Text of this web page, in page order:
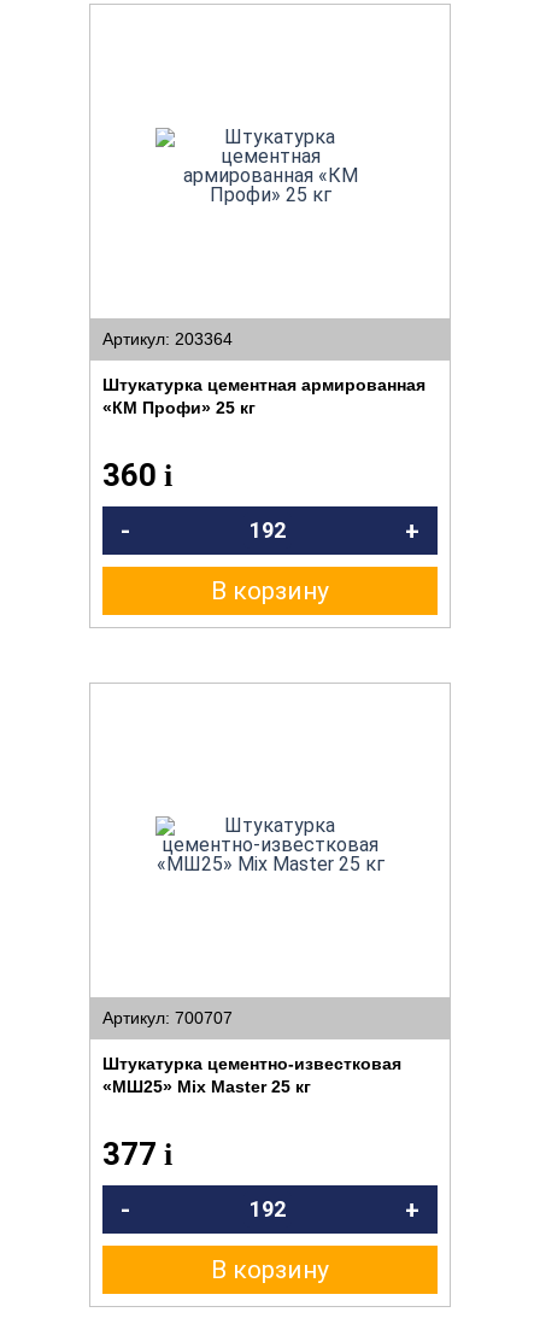
Артикул: 203364
Штукатурка цементная армированная
«КМ Профи» 25 кг
360 i
- +
В корзину
Артикул: 700707
Штукатурка цементно-известковая
«МШ25» Mix Master 25 кг
377 i
- +
В корзину